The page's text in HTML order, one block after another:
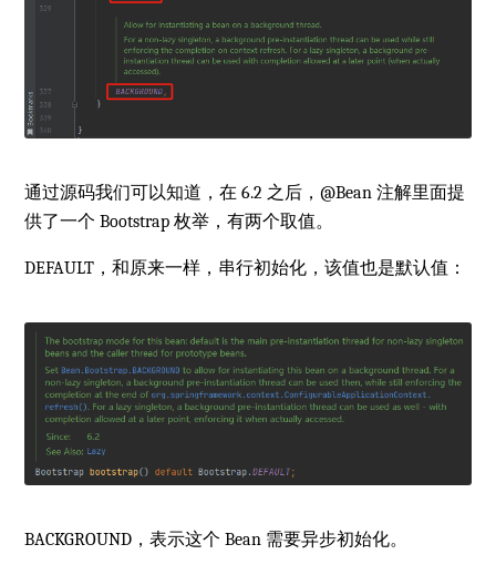
通过源码我们可以知道，在 6.2 之后，@Bean 注解里面提
供了一个 Bootstrap 枚举，有两个取值。
DEFAULT，和原来一样，串行初始化，该值也是默认值：
BACKGROUND，表示这个 Bean 需要异步初始化。